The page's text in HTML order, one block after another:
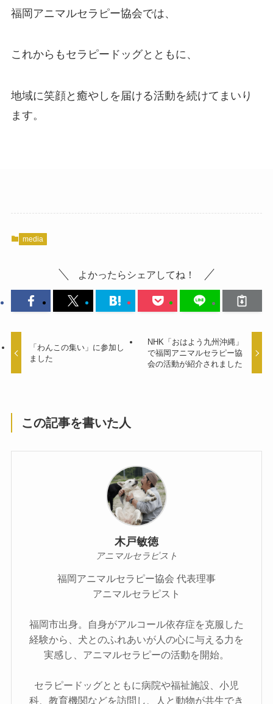
福岡アニマルセラピー協会では、
これからもセラピードッグとともに、
地域に笑顔と癒やしを届ける活動を続けてまいり
ます。
media
よかったらシェアしてね！
「わんこの集い」に参加し
ました
NHK「おはよう九州沖縄」
で福岡アニマルセラピー協
会の活動が紹介されました
この記事を書いた人
木戸敏徳
アニマルセラピスト
福岡アニマルセラピー協会 代表理事
アニマルセラピスト
福岡市出身。自身がアルコール依存症を克服した
経験から、犬とのふれあいが人の心に与える力を
実感し、アニマルセラピーの活動を開始。
セラピードッグとともに病院や福祉施設、小児
科、教育機関などを訪問し、人と動物が共生でき